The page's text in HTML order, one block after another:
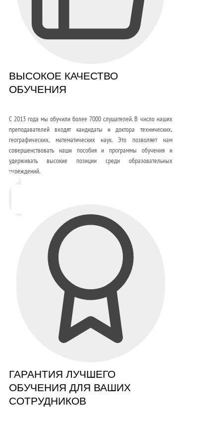
ВЫСОКОЕ КАЧЕСТВО
ОБУЧЕНИЯ
С 2013 года мы обучили более 7000 слушателей. В число наших
преподавателей входят кандидаты и доктора технических,
географических, математических наук. Это позволяет нам
совершенствовать наши пособия и программы обучения и
удерживать высокие позиции среди образовательных
учреждений.
ГАРАНТИЯ ЛУЧШЕГО
ОБУЧЕНИЯ ДЛЯ ВАШИХ
СОТРУДНИКОВ